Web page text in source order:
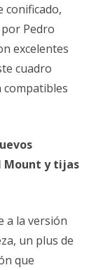
conificado,
Pedro
excelentes
cuadro
compatibles
Mount y tijas
a la versión
un plus de
que